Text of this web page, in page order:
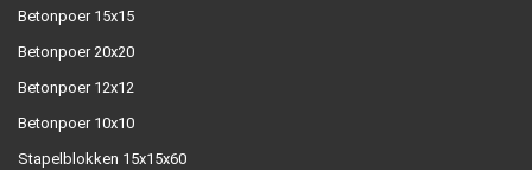
Betonpoer 15x15
Betonpoer 20x20
Betonpoer 12x12
Betonpoer 10x10
Stapelblokken 15x15x60